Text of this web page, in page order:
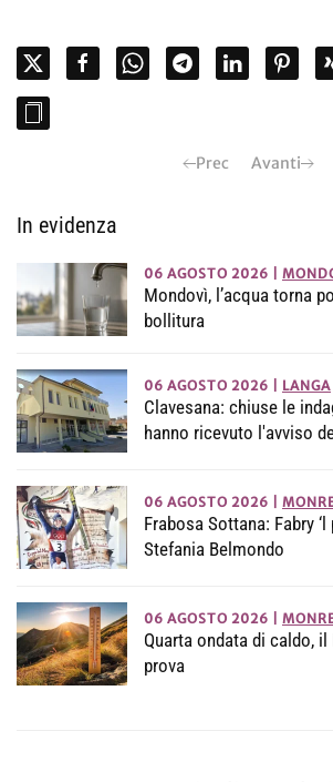
Prec Avanti
In evidenza
06 AGOSTO 2026
Mondovì, l’acqua torna
bollitura
06 AGOSTO 2026 LANGA
Clavesana: chiuse le
hanno ricevuto l'avviso
06 AGOSTO 2026
Frabosa Sottana: Fabry
Stefania Belmondo
06 AGOSTO 2026
Quarta ondata di caldo,
prova